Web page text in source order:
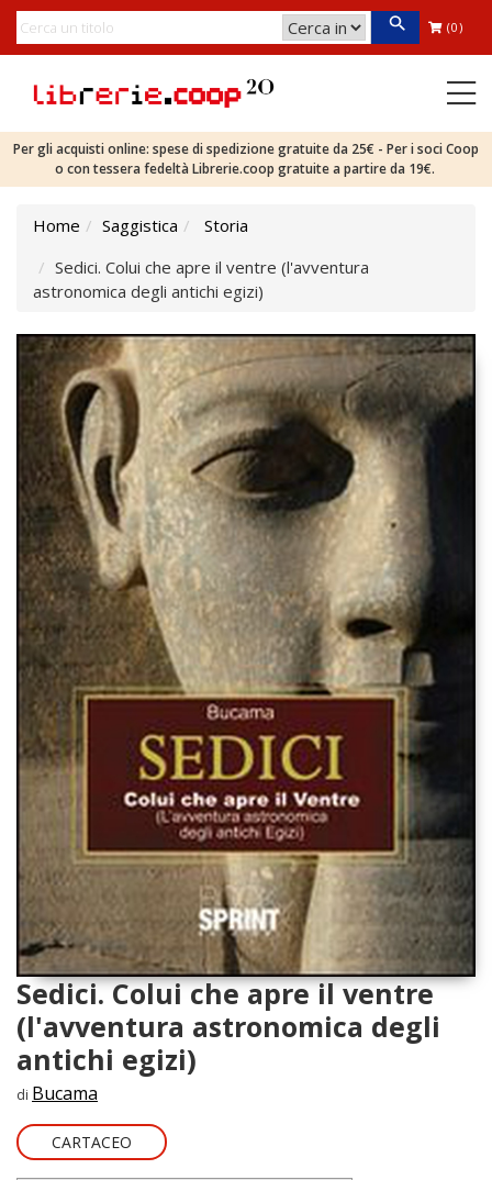
(0)
Per gli acquisti online: spese di spedizione gratuite da 25€ - Per i soci Coop
o con tessera fedeltà Librerie.coop gratuite a partire da 19€.
Home Saggistica
Storia
Sedici. Colui che apre il ventre (l'avventura
astronomica degli antichi egizi)
Sedici. Colui che apre il ventre
(l'avventura astronomica degli
antichi egizi)
di Bucama
CARTACEO